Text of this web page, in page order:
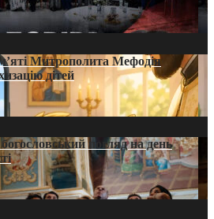
Митрополита Мефодія
дітей
погляд на день